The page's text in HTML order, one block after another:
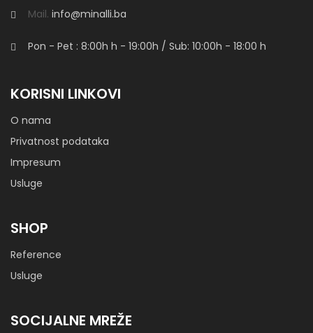
Sofa Bella
Mail. info@minalli.ba
Pon - Pet : 8:00h h - 19:00h / Sub: 10:00h - 18:00 h
KORISNI LINKOVI
O nama
Privatnost podataka
Impresum
Usluge
SHOP
Reference
Usluge
SOCIJALNE MREŽE